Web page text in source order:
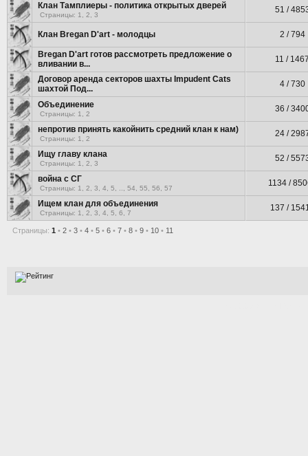
Клан Тамплиеры - политика открытых дверей
Страницы: 1 2 3
51 /
Клан Bregan D'art - молодцы 2 / 794
Bregan D'art готов рассмотреть предложение о
вливании в...
11 /
Договор аренда секторов шахты Impudent Cats
шахтой Под...
4 / 730
Объединение
Страницы: 1 2
36 /
непротив принять какойнить средний клан к нам)
Страницы: 1 2
24 /
Ищу главу клана
Страницы: 1 2 3
52 /
война с СГ
Страницы: 1 2 3 4 5 54 55 56 57
1134 /
Ищем клан для объединения
Страницы: 1 2 3 4 5 6 7
137 /
Страницы: 1 • 2 • 3 • 4 • 5 • 6 • 7 • 8 • 9 • 10 • 11